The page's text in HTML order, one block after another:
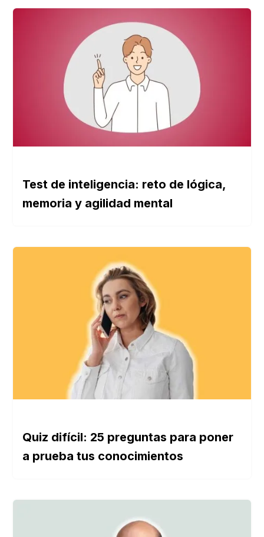
Test de inteligencia: reto de lógica,
memoria y agilidad mental
Quiz difícil: 25 preguntas para poner
a prueba tus conocimientos